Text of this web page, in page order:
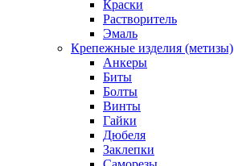
Краски
Растворитель
Эмаль
Крепежные изделия (метизы)
Анкеры
Биты
Болты
Винты
Гайки
Дюбеля
Заклепки